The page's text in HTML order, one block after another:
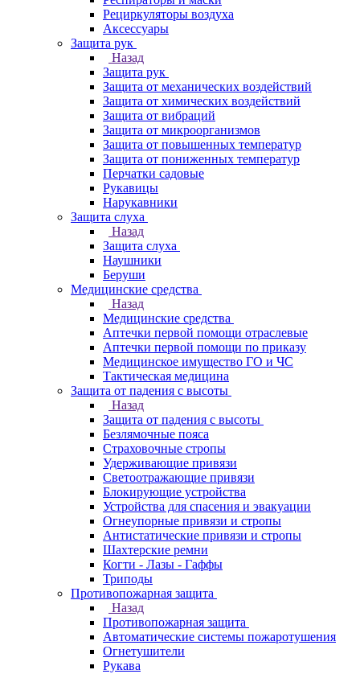
Рециркуляторы воздуха
Аксессуары
Защита рук
Назад
Защита рук
Защита от механических воздействий
Защита от химических воздействий
Защита от вибраций
Защита от микроорганизмов
Защита от повышенных температур
Защита от пониженных температур
Перчатки садовые
Рукавицы
Нарукавники
Защита слуха
Назад
Защита слуха
Наушники
Беруши
Медицинские средства
Назад
Медицинские средства
Аптечки первой помощи отраслевые
Аптечки первой помощи по приказу
Медицинское имущество ГО и ЧС
Тактическая медицина
Защита от падения с высоты
Назад
Защита от падения с высоты
Безлямочные пояса
Страховочные стропы
Удерживающие привязи
Светоотражающие привязи
Блокирующие устройства
Устройства для спасения и эвакуации
Огнеупорные привязи и стропы
Антистатические привязи и стропы
Шахтерские ремни
Когти - Лазы - Гаффы
Триподы
Противопожарная защита
Назад
Противопожарная защита
Автоматические системы пожаротушения
Огнетушители
Рукава